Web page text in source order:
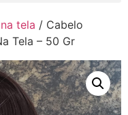
tela / Cabelo
Tela – 50 Gr